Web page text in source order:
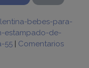
bebes-para-
estampado-de-
55 | Comentarios